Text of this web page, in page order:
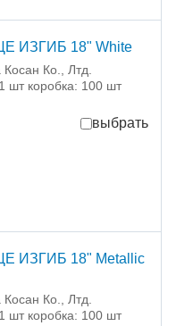
ИЗГИБ 18" White
Ко., Лтд.
шт коробка: 100 шт
выбрать
ИЗГИБ 18" Metallic
Ко., Лтд.
шт коробка: 100 шт